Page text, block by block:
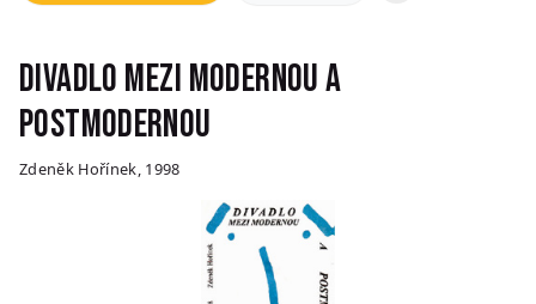
Divadlo mezi modernou a
postmodernou
Zdeněk Hořínek, 1998